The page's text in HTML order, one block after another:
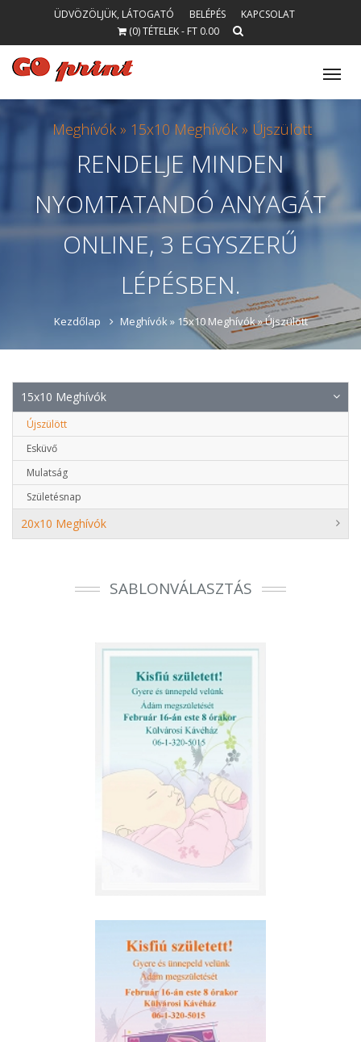
ÜDVÖZÖLJÜK, LÁTOGATÓ BELÉPÉS
KAPCSOLAT
(0) TÉTELEK - FT 0.00
Meghívók » 15x10 Meghívók » Újszülött
RENDELJE MINDEN
NYOMTATANDÓ ANYAGÁT
ONLINE, 3 EGYSZERŰ
LÉPÉSBEN.
Kezdőlap Meghívók » 15x10 Meghívók »Újszülött
15x10 Meghívók
Újszülött
Esküvő
Mulatság
Születésnap
20x10 Meghívók
SABLONVÁLASZTÁS